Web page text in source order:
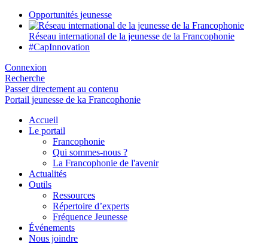
Opportunités jeunesse
Réseau international de la jeunesse de la Francophonie
#CapInnovation
Connexion
Recherche
Passer directement au contenu
Portail jeunesse de ka Francophonie
Accueil
Le portail
Francophonie
Qui sommes-nous ?
La Francophonie de l'avenir
Actualités
Outils
Ressources
Répertoire d’experts
Fréquence Jeunesse
Événements
Nous joindre